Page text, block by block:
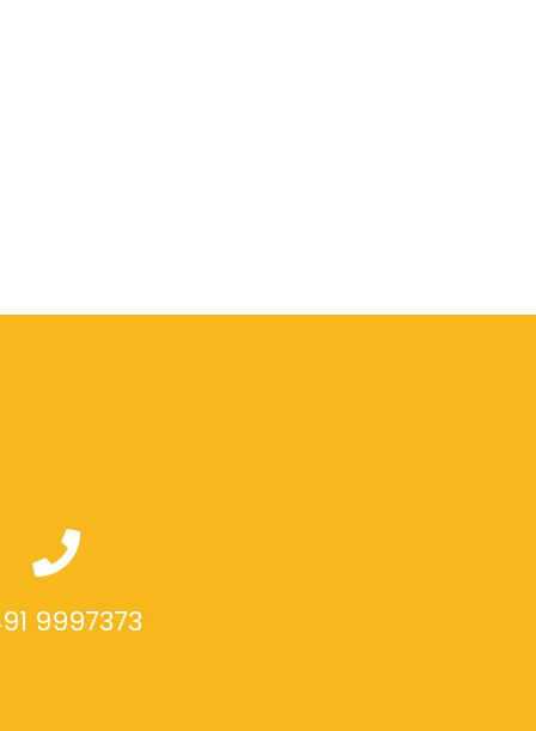
9997373